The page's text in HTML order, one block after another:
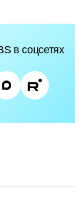
в соцсетях